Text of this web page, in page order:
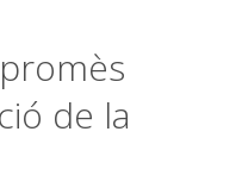
de la